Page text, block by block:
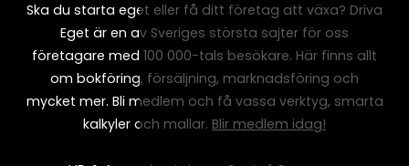
Ska du starta eget eller få ditt företag att växa? Driva
Eget är en av Sveriges största sajter för oss
företagare med 100 000-tals besökare. Här finns allt
om bokföring, försäljning, marknadsföring och
mycket mer. Bli medlem och få vassa verktyg, smarta
kalkyler och mallar. Blir medlem idag!